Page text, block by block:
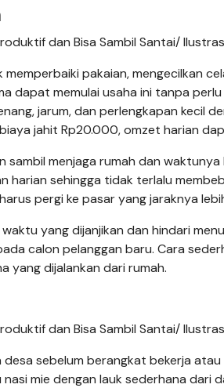
dan Bisa Sambil Santai/
pakaian, mengecilkan
dapat memulai usaha ini tanpa
jarum, dan perlengkapan kecil
jahit Rp20.000, omzet harian
menjaga rumah dan waktunya
harian sehingga tidak terlalu
pergi ke pasar yang jaraknya
yang dijanjikan dan hindari
calon pelanggan baru. Cara
yang dijalankan dari rumah.
dan Bisa Sambil Santai/
sebelum berangkat bekerja atau
mie dengan lauk sederhana dari